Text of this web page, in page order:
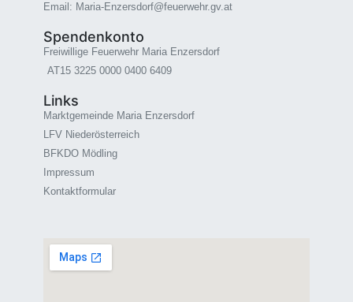
Email: Maria-Enzersdorf@feuerwehr.gv.at
Spendenkonto
Freiwillige Feuerwehr Maria Enzersdorf
AT15 3225 0000 0400 6409
Links
Marktgemeinde Maria Enzersdorf
LFV Niederösterreich
BFKDO Mödling
Impressum
Kontaktformular